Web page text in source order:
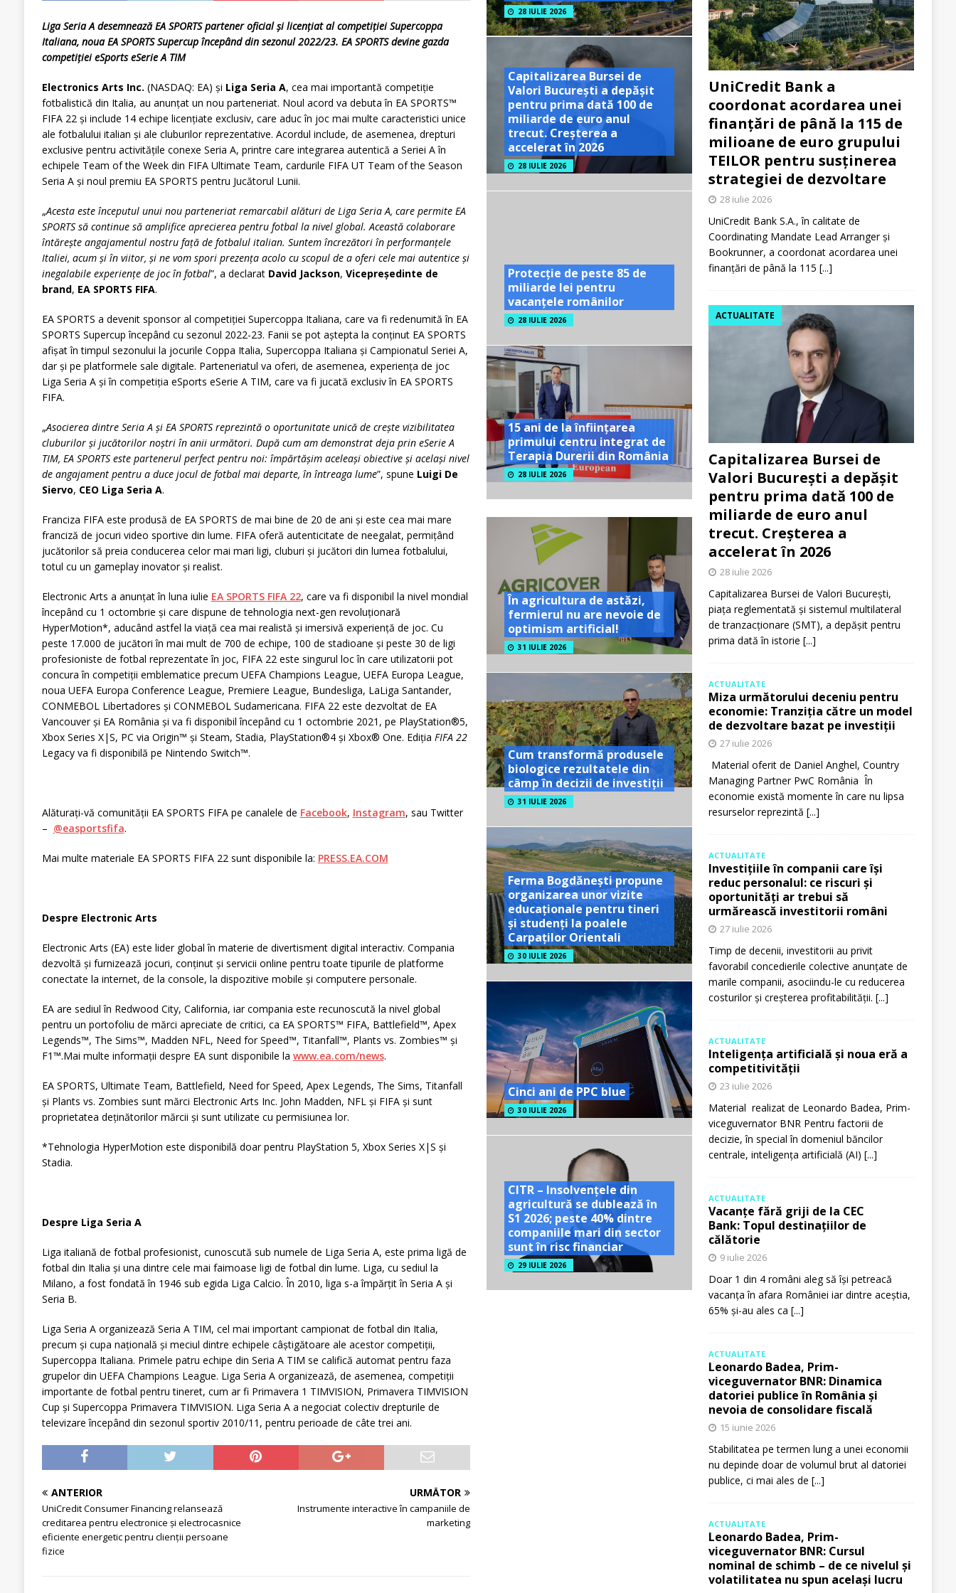
Liga Seria A desemnează EA SPORTS partener oficial și licențiat al competițieiSupercoppa
Italiana, noua EA SPORTS Supercup începând din sezonul 2022/23. EA SPORTS devine gazda
competiției eSports eSerie A TIM
Electronics Arts Inc. (NASDAQ: EA) și Liga Seria A, cea mai importantă competiție
fotbalistică din Italia, au anunțat un nou parteneriat. Noul acord va debuta în EA SPORTS™
FIFA 22 și include 14 echipe licențiate exclusiv, care aduc în joc mai multe caracteristici unice
ale fotbalului italian și ale cluburilor reprezentative. Acordul include, de asemenea, drepturi
exclusive pentru activitățile conexe Seria A, printre care integrarea autentică a Seriei A în
echipele Team of the Week din FIFA Ultimate Team, cardurile FIFA UT Team of the Season
Seria A și noul premiu EA SPORTS pentru Jucătorul Lunii.
„Acesta este începutul unui nou parteneriat remarcabil alături de Liga Seria A, care permite EA
SPORTS să continue să amplifice aprecierea pentru fotbal la nivel global. Această colaborare
întărește angajamentul nostru față de fotbalul italian. Suntem încrezători în performanțele
Italiei, acum și în viitor, și ne vom spori prezența acolo cu scopul de a oferi cele mai autentice și
inegalabile experiențe de joc în fotbal”, a declarat David Jackson, Vicepreședinte de
brand, EA SPORTS FIFA.
EA SPORTS a devenit sponsor al competiției Supercoppa Italiana, care va fi redenumită în EA
SPORTS Supercup începând cu sezonul 2022-23. Fanii se pot aștepta la conținut EA SPORTS
afișat în timpul sezonului la jocurile Coppa Italia, Supercoppa Italiana și Campionatul Seriei A,
dar și pe platformele sale digitale. Parteneriatul va oferi, de asemenea, experiența de joc
Liga Seria A și în competiția eSports eSerie A TIM, care va fi jucată exclusiv în EA SPORTS
FIFA.
„Asocierea dintre Seria A și EA SPORTS reprezintă o oportunitate unică de crește vizibilitatea
cluburilor și jucătorilor noștri în anii următori. După cum am demonstrat deja prin eSerie A
TIM, EA SPORTS este partenerul perfect pentru noi: împărtășim aceleași obiective și același nivel
de angajament pentru a duce jocul de fotbal mai departe, în întreaga lume”, spune Luigi De
Siervo, CEO Liga Seria A.
Franciza FIFA este produsă de EA SPORTS de mai bine de 20 de ani și este cea mai mare
franciză de jocuri video sportive din lume. FIFA oferă autenticitate de neegalat, permițând
jucătorilor să preia conducerea celor mai mari ligi, cluburi și jucători din lumea fotbalului,
totul cu un gameplay inovator și realist.
Electronic Arts a anunțat în luna iulie EA SPORTS FIFA 22, care va fi disponibil la nivel mondial
începând cu 1 octombrie și care dispune de tehnologia next-gen revoluționară
HyperMotion*, aducând astfel la viață cea mai realistă și imersivă experiență de joc. Cu
peste 17.000 de jucători în mai mult de 700 de echipe, 100 de stadioane și peste 30 de ligi
profesioniste de fotbal reprezentate în joc, FIFA 22 este singurul loc în care utilizatorii pot
concura în competiții emblematice precum UEFA Champions League, UEFA Europa League,
noua UEFA Europa Conference League, Premiere League, Bundesliga, LaLiga Santander,
CONMEBOL Libertadores și CONMEBOL Sudamericana. FIFA 22 este dezvoltat de EA
Vancouver și EA România și va fi disponibil începând cu 1 octombrie 2021, pe PlayStation®5,
Xbox Series X|S, PC via Origin™ și Steam, Stadia, PlayStation®4 și Xbox® One. Ediția FIFA 22
Legacy va fi disponibilă pe Nintendo Switch™.
Alăturați-vă comunității EA SPORTS FIFA pe canalele de Facebook, Instagram, sau Twitter
– @easportsfifa.
Mai multe materiale EA SPORTS FIFA 22 sunt disponibile la: PRESS.EA.COM
Despre Electronic Arts
Electronic Arts (EA) este lider global în materie de divertisment digital interactiv. Compania
dezvoltă și furnizează jocuri, conținut și servicii online pentru toate tipurile de platforme
conectate la internet, de la console, la dispozitive mobile și computere personale.
EA are sediul în Redwood City, California, iar compania este recunoscută la nivel global
pentru un portofoliu de mărci apreciate de critici, ca EA SPORTS™ FIFA, Battlefield™, Apex
Legends™, The Sims™, Madden NFL, Need for Speed™, Titanfall™, Plants vs. Zombies™ și
F1™.Mai multe informații despre EA sunt disponibile la www.ea.com/news.
EA SPORTS, Ultimate Team, Battlefield, Need for Speed, Apex Legends, The Sims, Titanfall
și Plants vs. Zombies sunt mărci Electronic Arts Inc. John Madden, NFL și FIFA și sunt
proprietatea deținătorilor mărcii și sunt utilizate cu permisiunea lor.
*Tehnologia HyperMotion este disponibilă doar pentru PlayStation 5, Xbox Series X|S și
Stadia.
Despre Liga Seria A
Liga italiană de fotbal profesionist, cunoscută sub numele de Liga Seria A, este prima ligă de
fotbal din Italia și una dintre cele mai faimoase ligi de fotbal din lume. Liga, cu sediul la
Milano, a fost fondată în 1946 sub egida Liga Calcio. În 2010, liga s-a împărțit în Seria A și
Seria B.
Liga Seria A organizează Seria A TIM, cel mai important campionat de fotbal din Italia,
precum și cupa națională și meciul dintre echipele câștigătoare ale acestor competiții,
Supercoppa Italiana. Primele patru echipe din Seria A TIM se califică automat pentru faza
grupelor din UEFA Champions League. Liga Seria A organizează, de asemenea, competiții
importante de fotbal pentru tineret, cum ar fi Primavera 1 TIMVISION, Primavera TIMVISION
Cup și Supercoppa Primavera TIMVISION. Liga Seria A a negociat colectiv drepturile de
televizare începând din sezonul sportiv 2010/11, pentru perioade de câte trei ani.
ANTERIOR
UniCredit Consumer Financing relansează
creditarea pentru electronice și electrocasnice
eficiente energetic pentru clienții persoane
fizice
URMĂTOR
Instrumente interactive în campaniile de
marketing
28 IULIE 2026
Capitalizarea Bursei de
Valori București a depășit
pentru prima dată 100 de
miliarde de euro anul
trecut. Creșterea a
accelerat în 2026
28 IULIE 2026
Protecție de peste 85 de
miliarde lei pentru
vacanțele românilor
28 IULIE 2026
15 ani de la înființarea
primului centru integrat de
Terapia Durerii din România
28 IULIE 2026
În agricultura de astăzi,
fermierul nu are nevoie de
optimism artificial!
31 IULIE 2026
Cum transformă produsele
biologice rezultatele din
câmp în decizii de investiții
31 IULIE 2026
Ferma Bogdănești propune
organizarea unor vizite
educaționale pentru tineri
și studenți la poalele
Carpaților Orientali
30 IULIE 2026
Cinci ani de PPC blue
30 IULIE 2026
CITR – Insolvențele din
agricultură se dublează în
S1 2026; peste 40% dintre
companiile mari din sector
sunt în risc financiar
29 IULIE 2026
UniCredit Bank a
coordonat acordarea unei
finanțări de până la 115 de
milioane de euro grupului
TEILOR pentru susținerea
strategiei de dezvoltare
28 iulie 2026
UniCredit Bank S.A., în calitate de
Coordinating Mandate Lead Arranger și
Bookrunner, a coordonat acordarea unei
finanțări de până la 115 [...]
Capitalizarea Bursei de
Valori București a depășit
pentru prima dată 100 de
miliarde de euro anul
trecut. Creșterea a
accelerat în 2026
ACTUALITATE
28 iulie 2026
Capitalizarea Bursei de Valori București,
piața reglementată și sistemul multilateral
de tranzacționare (SMT), a depășit pentru
prima dată în istorie [...]
ACTUALITATE
Miza următorului deceniu pentru
economie: Tranziția către un model
de dezvoltare bazat pe investiții
27 iulie 2026
Material oferit de Daniel Anghel, Country
Managing Partner PwC România În
economie există momente în care nu lipsa
resurselor reprezintă [...]
ACTUALITATE
Investițiile în companii care își
reduc personalul: ce riscuri și
oportunități ar trebui să
urmărească investitorii români
27 iulie 2026
Timp de decenii, investitorii au privit
favorabil concedierile colective anunțate de
marile companii, asociindu-le cu reducerea
costurilor și creșterea profitabilității. [...]
ACTUALITATE
Inteligența artificială și noua eră a
competitivității
23 iulie 2026
Material realizat de Leonardo Badea, Prim-
viceguvernator BNR Pentru factorii de
decizie, în special în domeniul băncilor
centrale, inteligența artificială (AI) [...]
ACTUALITATE
Vacanțe fără griji de la CEC
Bank: Topul destinațiilor de
călătorie
9 iulie 2026
Doar 1 din 4 români aleg să își petreacă
vacanța în afara României iar dintre aceștia,
65% și-au ales ca [...]
ACTUALITATE
Leonardo Badea, Prim-
viceguvernator BNR: Dinamica
datoriei publice în România și
nevoia de consolidare fiscală
15 iunie 2026
Stabilitatea pe termen lung a unei economii
nu depinde doar de volumul brut al datoriei
publice, ci mai ales de [...]
ACTUALITATE
Leonardo Badea, Prim-
viceguvernator BNR: Cursul
nominal de schimb – de ce nivelul și
volatilitatea nu spun același lucru